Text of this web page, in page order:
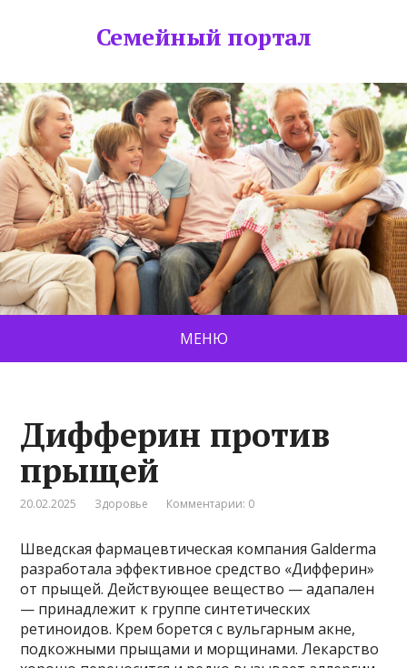
Семейный портал
МЕНЮ
Дифферин против
прыщей
20.02.2025 Здоровье Комментарии: 0
Шведская фармацевтическая компания Galderma
разработала эффективное средство «Дифферин»
от прыщей. Действующее вещество — адапален
— принадлежит к группе синтетических
ретиноидов. Крем борется с вульгарным акне,
подкожными прыщами и морщинами. Лекарство